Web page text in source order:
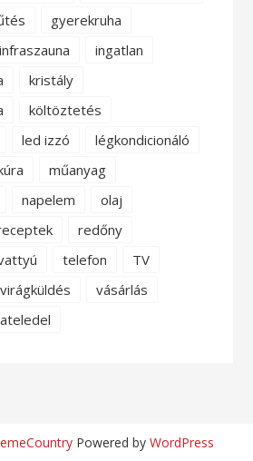
gyerekruha
infraszauna
ingatlan
kristály
költöztetés
led izzó
légkondicionáló
műanyag
napelem
olaj
redőny
telefon
TV
virágküldés
vásárlás
Powered by WordPress